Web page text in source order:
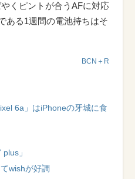
くピントが合うAFに対応
ある1週間の電池持ちはそ
BCN＋R
6a」はiPhoneの牙城に食
」
wishが好調